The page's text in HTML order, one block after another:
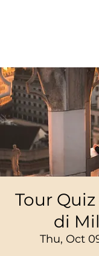
Tour
di
Thu, Oct